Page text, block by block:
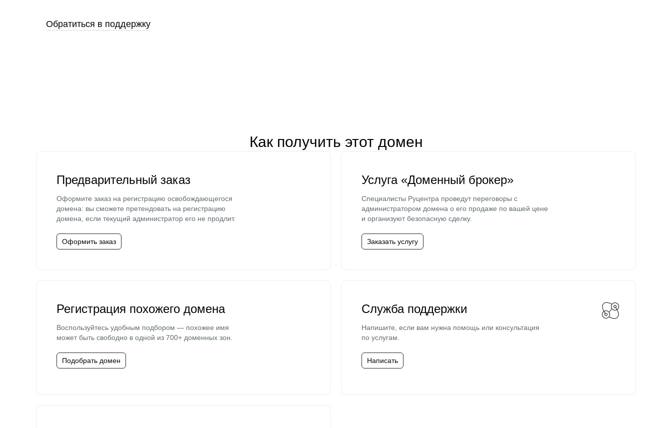
Обратиться в поддержку
Как получить этот домен
Предварительный заказ
Оформите заказ на регистрацию освобождающегося
домена: вы сможете претендовать на регистрацию
домена, если текущий администратор его не продлит.
Оформить заказ
Услуга «Доменный брокер»
Специалисты Руцентра проведут переговоры с
администратором домена о его продаже по вашей цене
и организуют безопасную сделку.
Заказать услугу
Регистрация похожего домена
Воспользуйтесь удобным подбором — похожее имя
может быть свободно в одной из 700+ доменных зон.
Подобрать домен
Служба поддержки
Напишите, если вам нужна помощь или консультация
по услугам.
Написать